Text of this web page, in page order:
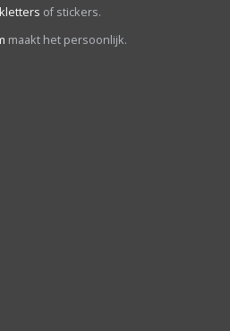
of stickers.
maakt het persoonlijk.